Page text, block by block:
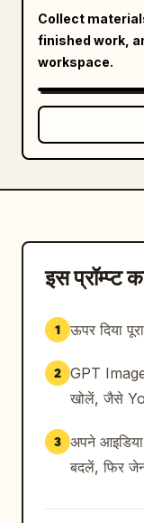
Collect
finished work,
workspace.
इस प्रॉम्प्ट
1 ऊपर दिया
2 GPT Image
खोलें, जैसे
3 अपने
बदलें, फिर